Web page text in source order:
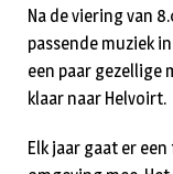
Na de viering van
passende muziek
een paar gezellige
klaar naar Helvoirt.
Elk jaar gaat er